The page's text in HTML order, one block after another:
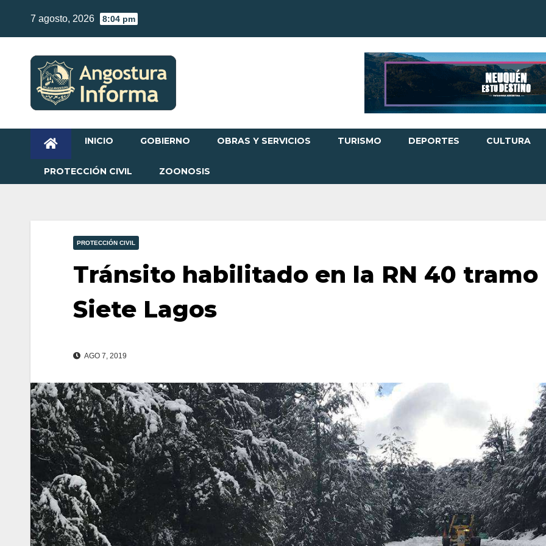
content
7 agosto, 2026 8:04 pm
INICIO GOBIERNO OBRAS Y SERVICIOS TURISMO DEPORTES CULTURA
PROTECCIÓN CIVIL ZOONOSIS
PROTECCIÓN CIVIL
Tránsito habilitado en la RN 40 tramo
Siete Lagos
AGO 7, 2019